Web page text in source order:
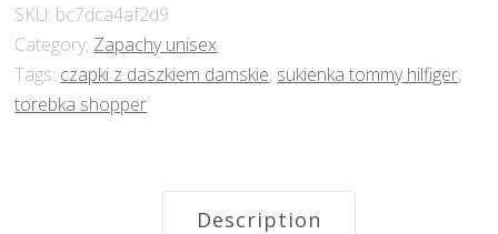
SKU: bc7dca4af2d9
Category: Zapachy unisex
Tags: czapki z daszkiem damskie, sukienka tommy hilfiger,
torebka shopper
Description